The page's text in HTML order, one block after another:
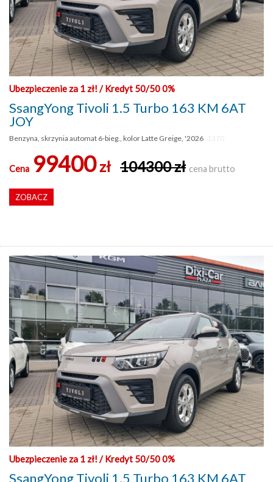
Ubezpieczenie za 1 zł! / Kredyt 50/50 0%
SsangYong Tivoli 1.5 Turbo 163 KM 6AT
JOY
Benzyna, skrzynia automat 6-bieg., kolor Latte Greige, '2026
Cena 99400zł 104300 zł cena brutto
ZOBACZ
Ubezpieczenie za 1 zł! / Kredyt 50/50 0%
SsangYong Tivoli 1.5 Turbo 163 KM 6AT